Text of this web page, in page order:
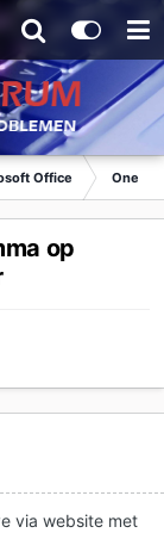
Office
op
via website met